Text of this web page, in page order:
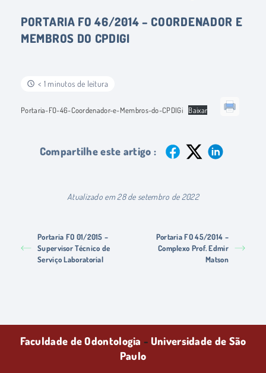
PORTARIA FO 46/2014 – COORDENADOR E
MEMBROS DO CPDIGI
< 1 minutos de leitura
Portaria-FO-46-Coordenador-e-Membros-do-CPDIGi Baixar
Compartilhe este artigo :
Atualizado em 28 de setembro de 2022
Portaria FO 01/2015 –
Supervisor Técnico de
Serviço Laboratorial
Portaria FO 45/2014 –
Complexo Prof. Edmir
Matson
Faculdade de Odontologia - Universidade de São
Paulo